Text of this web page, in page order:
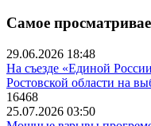
Самое
29.06.2026 18:48
На съезде «Единой
Ростовской области на
16468
25.07.2026 03:50